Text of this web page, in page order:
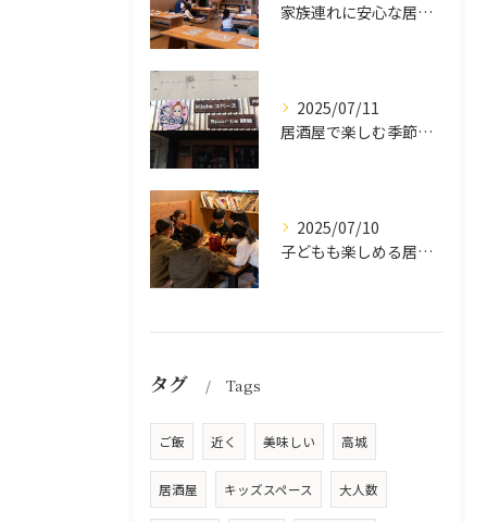
家族連れに安心な居酒屋体験
2025/07/11
居酒屋で楽しむ季節の味覚と生中継スポーツ観戦
2025/07/10
子どもも楽しめる居酒屋の魅力
タグ Tags
ご飯 近く 美味しい 高城
居酒屋 キッズスペース 大人数